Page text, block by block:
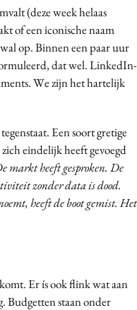
(deze week helaas
of een iconische naam
op. Binnen een paar uur
dat wel. LinkedIn-
We zijn het hartelijk
Een soort gretige
eindelijk heeft gevoegd
markt heeft gesproken. De
zonder data is dood.
heeft de boot gemist. Het
Er ís ook flink wat aan
Budgetten staan onder